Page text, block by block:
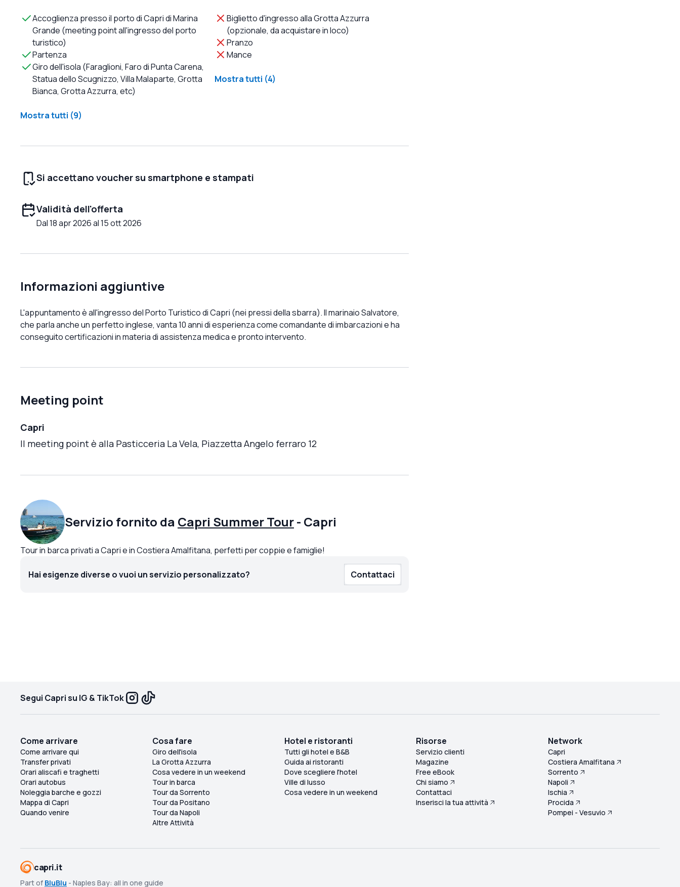
Accoglienza presso il porto di Capri di Marina
Grande (meeting point all'ingresso del porto
turistico)
Partenza
Giro dell'isola (Faraglioni, Faro di Punta Carena,
Statua dello Scugnizzo, Villa Malaparte, Grotta
Bianca, Grotta Azzurra, etc)
Mostra tutti (9)
Biglietto d'ingresso alla Grotta Azzurra
(opzionale, da acquistare in loco)
Pranzo
Mance
Mostra tutti (4)
Si accettano voucher su smartphone e stampati
Validità dell'offerta
Dal 18 apr 2026 al 15 ott 2026
Informazioni aggiuntive
L'appuntamento è all'ingresso del Porto Turistico di Capri (nei pressi della sbarra). Il marinaio Salvatore,
che parla anche un perfetto inglese, vanta 10 anni di esperienza come comandante di imbarcazioni e ha
conseguito certificazioni in materia di assistenza medica e pronto intervento.
Meeting point
Capri
Il meeting point è alla Pasticceria La Vela, Piazzetta Angelo ferraro 12
Servizio fornito da Capri Summer Tour- Capri
Tour in barca privati a Capri e in Costiera Amalfitana, perfetti per coppie e famiglie!
Hai esigenze diverse o vuoi un servizio personalizzato? Contattaci
Segui Capri su IG & TikTok
Come arrivare
Come arrivare qui
Transfer privati
Orari aliscafi e traghetti
Orari autobus
Noleggia barche e gozzi
Mappa di Capri
Quando venire
Cosa fare
Giro dell'isola
La Grotta Azzurra
Cosa vedere in un weekend
Tour in barca
Tour da Sorrento
Tour da Positano
Tour da Napoli
Altre Attività
Hotel e ristoranti
Tutti gli hotel e B&B
Guida ai ristoranti
Dove scegliere l'hotel
Ville di lusso
Cosa vedere in un weekend
Risorse
Servizio clienti
Magazine
Free eBook
Chi siamo
Contattaci
Inserisci la tua attività
Network
Capri
Costiera Amalfitana
Sorrento
Napoli
Ischia
Procida
Pompei - Vesuvio
capri.it
Part of BluBlu - Naples Bay: all in one guide